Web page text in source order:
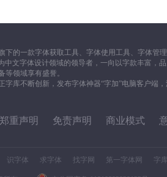
下的一款字体获取工具、字体使用工具、字体管
中文字体设计领域的领导者，一向以字款丰富，
等领域享有盛誉。
字库不断创新，发布字体神器“字加”电脑客户端
郑重声明 免责声明 商业模式
识字体 求字体 找字网 第一字体网 字